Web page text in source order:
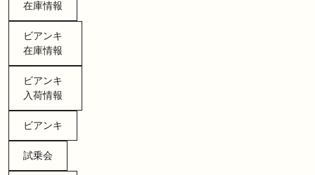
在庫情報
ビアンキ
在庫情報
ビアンキ
入荷情報
ビアンキ
試乗会